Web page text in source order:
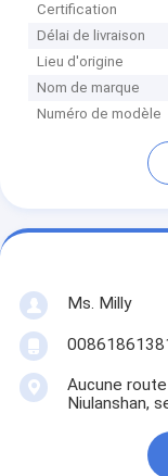
Certification
Délai de livraison
Lieu d'origine
Nom de marque
Numéro de modèle
Ms. Milly
Aucune
Niulanshan,